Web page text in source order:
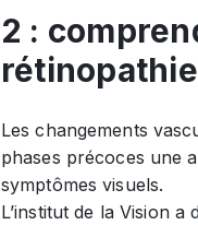
2 :
Les changements
phases précoces une
symptômes visuels.
L’institut de la Vision